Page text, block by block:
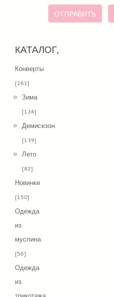
ОТПРАВИТЬ
КАТАЛОГ,
Конверты
[261]
Зима
[134]
Демисезон
[139]
Лето
[82]
Новинки
[150]
Одежда
из
муслина
[56]
Одежда
из